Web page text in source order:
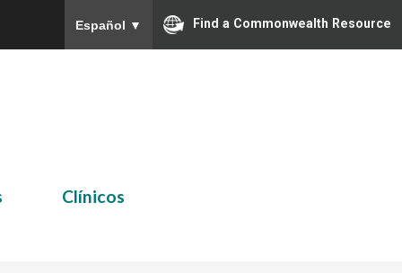
Español ▼ Find a Commonwealth Resource
Clínicos